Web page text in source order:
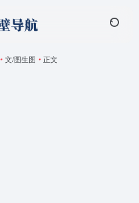
• 文/图生图 • 正文